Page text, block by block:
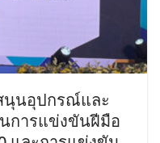
นุนอุปกรณ์และ
นการแข่งขันฝีมือ